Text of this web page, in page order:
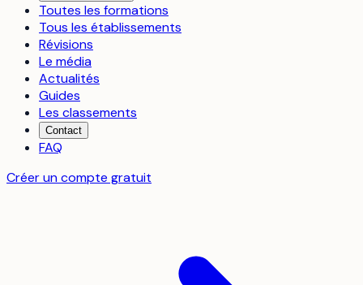
Toutes les formations
Tous les établissements
Révisions
Le média
Actualités
Guides
Les classements
Contact
FAQ
Créer un compte gratuit